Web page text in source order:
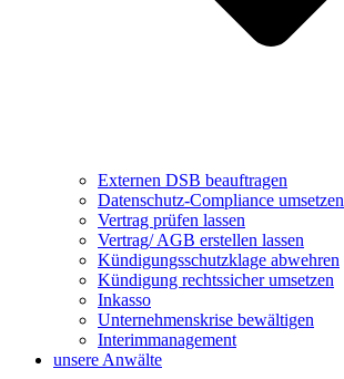
Externen DSB beauftragen
Datenschutz-Compliance umsetzen
Vertrag prüfen lassen
Vertrag/ AGB erstellen lassen
Kündigungsschutzklage abwehren
Kündigung rechtssicher umsetzen
Inkasso
Unternehmenskrise bewältigen
Interimmanagement
unsere Anwälte